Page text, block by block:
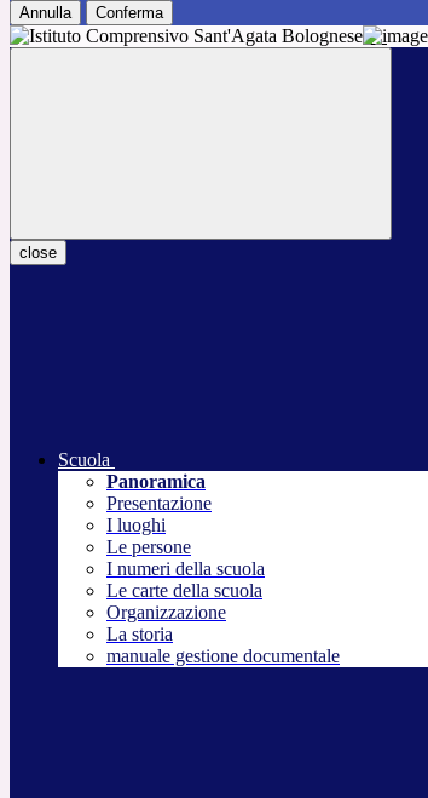
Annulla Conferma
close
Scuola
Panoramica
Presentazione
I luoghi
Le persone
I numeri della scuola
Le carte della scuola
Organizzazione
La storia
manuale gestione documentale